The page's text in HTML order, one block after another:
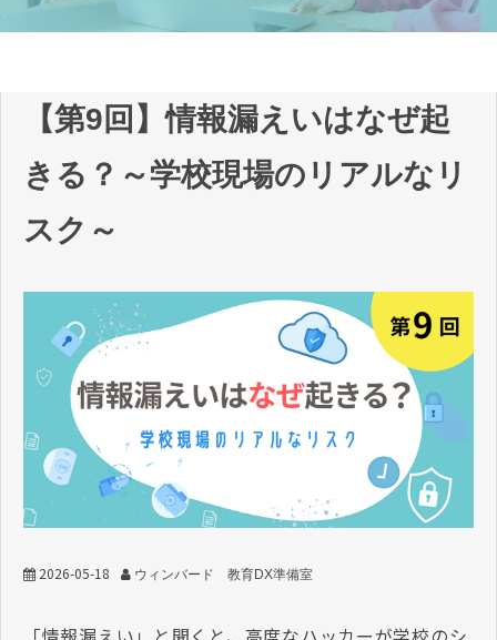
教育DX用語集
教育DX お役立ちコラム
【第9回】情報漏えいはなぜ起
きる？～学校現場のリアルなリ
スク～
2026-05-18 ウィンバード 教育DX準備室